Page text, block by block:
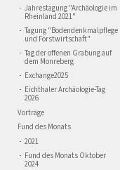
Jahrestagung "Archäologie im
Rheinland 2021"
Tagung "Bodendenkmalpflege
und Forstwirtschaft"
Tag der offenen Grabung auf
dem Monreberg
Exchange2025
Eichthaler Archäologie-Tag
2026
Vorträge
Fund des Monats
2021
Fund des Monats Oktober
2024